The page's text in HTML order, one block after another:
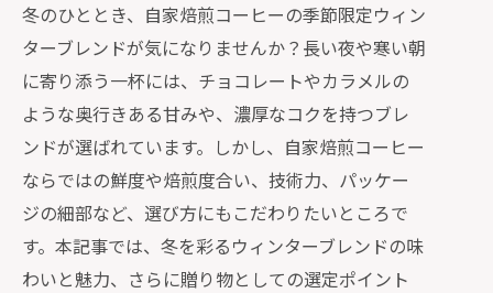
冬のひととき、自家焙煎コーヒーの季節限定ウィン
ターブレンドが気になりませんか？長い夜や寒い朝
に寄り添う一杯には、チョコレートやカラメルの
ような奥行きある甘みや、濃厚なコクを持つブレ
ンドが選ばれています。しかし、自家焙煎コーヒー
ならではの鮮度や焙煎度合い、技術力、パッケー
ジの細部など、選び方にもこだわりたいところで
す。本記事では、冬を彩るウィンターブレンドの味
わいと魅力、さらに贈り物としての選定ポイント